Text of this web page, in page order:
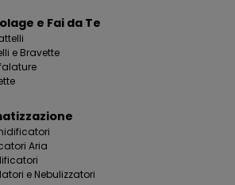
e Fai da Te
e Bravette
Aria
e Nebulizzatori